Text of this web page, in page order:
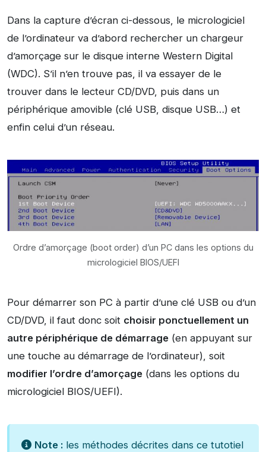
Dans la capture d’écran ci-dessous, le micrologiciel
de l’ordinateur va d’abord rechercher un chargeur
d’amorçage sur le disque interne Western Digital
(WDC). S’il n’en trouve pas, il va essayer de le
trouver dans le lecteur CD/DVD, puis dans un
périphérique amovible (clé USB, disque USB…) et
enfin celui d’un réseau.
Ordre d’amorçage (boot order) d’un PC dans les options du
micrologiciel BIOS/UEFI
Pour démarrer son PC à partir d’une clé USB ou d’un
CD/DVD, il faut donc soit choisir ponctuellement un
autre périphérique de démarrage (en appuyant sur
une touche au démarrage de l’ordinateur), soit
modifier l’ordre d’amorçage (dans les options du
micrologiciel BIOS/UEFI).
Note : les méthodes décrites dans ce tutotiel